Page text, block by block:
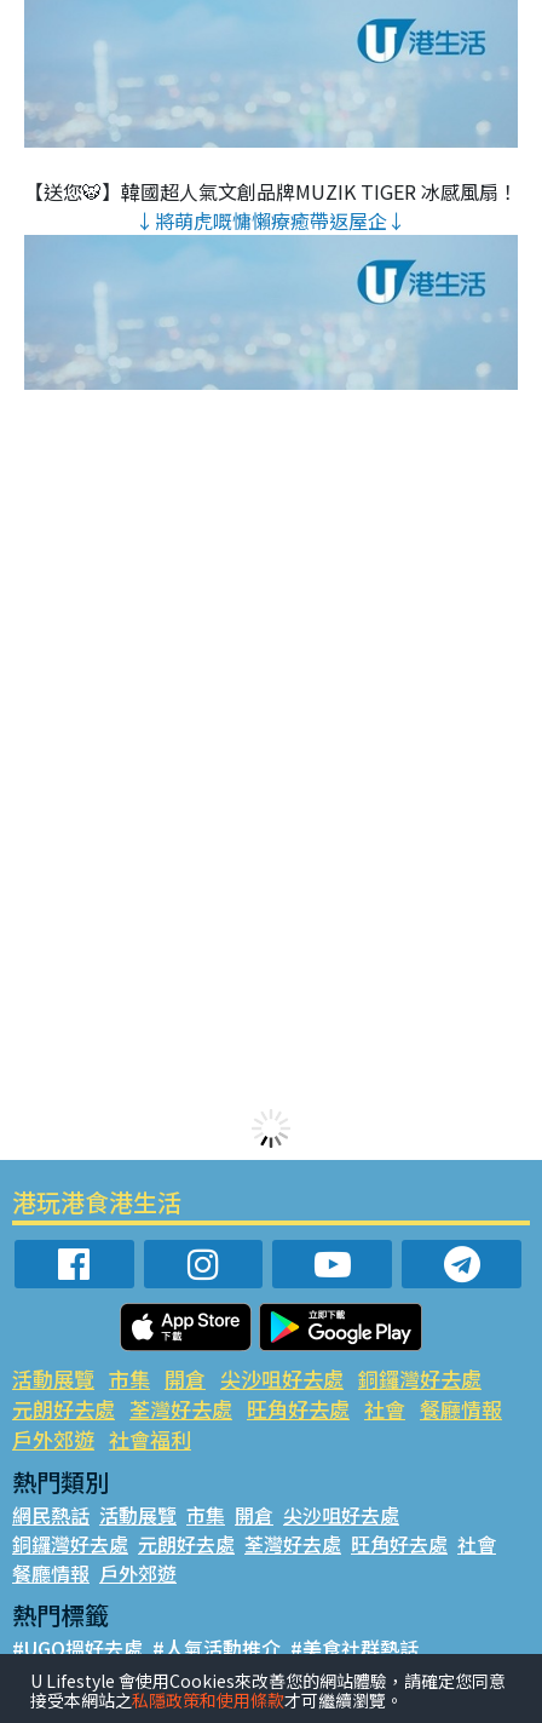
【送您🐯】韓國超人氣文創品牌MUZIK TIGER 冰感風扇！
↓將萌虎嘅慵懶療癒帶返屋企↓
港玩港食港生活
活動展覽 市集 開倉 尖沙咀好去處 銅鑼灣好去處
元朗好去處 荃灣好去處 旺角好去處 社會 餐廳情報
戶外郊遊 社會福利
熱門類別
網民熱話 活動展覽 市集 開倉 尖沙咀好去處
銅鑼灣好去處 元朗好去處 荃灣好去處 旺角好去處 社會
餐廳情報 戶外郊遊
熱門標籤
#UGO搵好去處 #人氣活動推介 #美食社群熱話
#親子玩樂好去處 #ULifestyle應用程式 #限時搶
#UJetso禮物放送 #ULifestyle商戶中心 #著數
U Lifestyle 會使用Cookies來改善您的網站體驗，請確定您同意
接受本網站之私隱政策和使用條款才可繼續瀏覽。